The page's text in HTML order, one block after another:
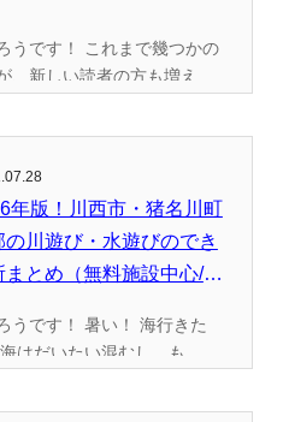
うです！ これまで幾つかの
新しい読者の方も増え...
年版！川西市・猪名川町
の川遊び・水遊びのでき
まとめ（無料施設中心/
うです！ 暑い！ 海行きた
はだいたい混むし、も...